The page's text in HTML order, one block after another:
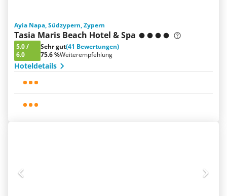
Ayia Napa, Südzypern, Zypern
Tasia Maris Beach Hotel & Spa
5.0/
6.0
Sehr gut(41 Bewertungen)
75.6 %Weiterempfehlung
Hoteldetails